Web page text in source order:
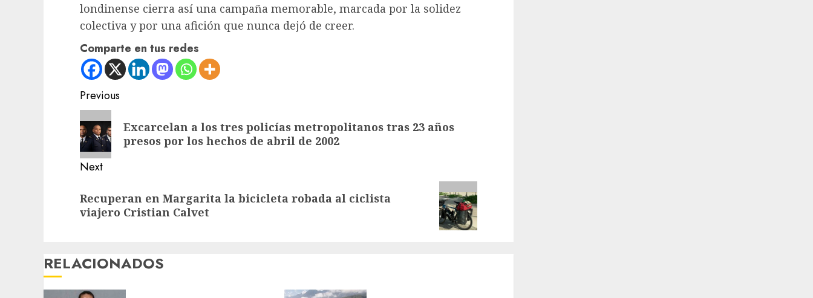
londinense cierra así una campaña memorable, marcada por la solidez
colectiva y por una afición que nunca dejó de creer.
Comparte en tus redes
Post
navigation
Previous
Previous
post:
Excarcelan a los tres policías metropolitanos tras 23 años
presos por los hechos de abril de 2002
Next
post:
Recuperan en Margarita la bicicleta robada al ciclista
viajero Cristian Calvet
RELACIONADOS